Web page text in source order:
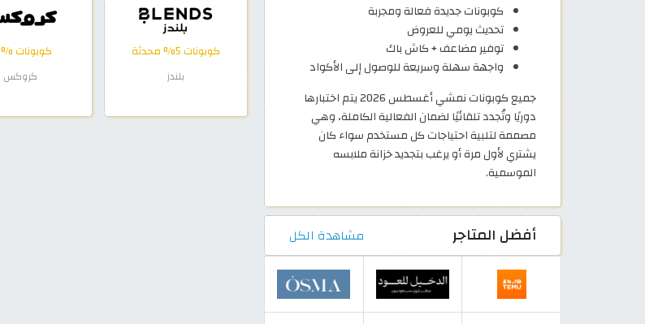
كوبونات 5% محدثة
بلندز
كوبونات %10
كروكس
كوبونات جديدة فعالة ومجربة
تحديث يومي للعروض
توفير مضاعف + كاش باك
واجهة سهلة وسريعة للوصول إلى الأكواد
جميع كوبونات نمشي أغسطس 2026 يتم اختبارها
دوريًا وتُجدد تلقائيًا لضمان الفعالية الكاملة، وهي
مصممة لتلبية احتياجات كل مستخدم سواء كان
يشتري لأول مرة أو يرغب بتجديد خزانة ملابسه
الموسمية.
أفضل المتاجر مشاهدة الكل